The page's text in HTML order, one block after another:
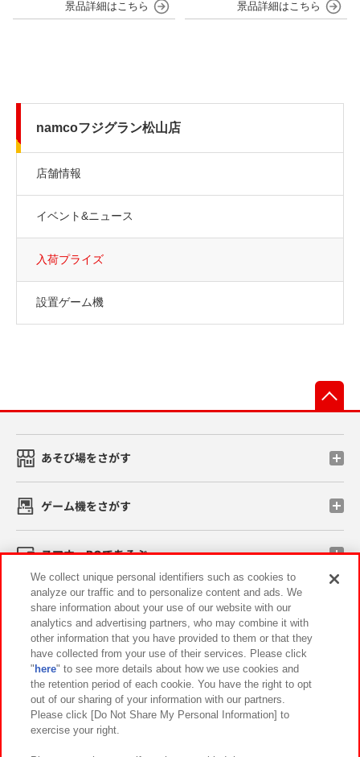
namcoフジグラン松山店
店舗情報
イベント&ニュース
入荷プライズ
設置ゲーム機
あそび場をさがす
ゲーム機をさがす
スマホ・PCであそぶ
イベント・キャンペーン
関連会社 サステナビリティ サイトポリシー
プライバシーポリシー ウェブアクセシビリティ方針と検証結果
お取引先さまとともに
We collect unique personal identifiers such as cookies to
analyze our traffic and to personalize content and ads. We
share information about your use of our website with our
analytics and advertising partners, who may combine it with
other information that you have provided to them or that they
have collected from your use of their services. Please click
" here" to see more details about how we use cookies and
the retention period of each cookie. You have the right to opt
out of our sharing of your information with our partners.
Please click [Do Not Share My Personal Information] to
exercise your right.